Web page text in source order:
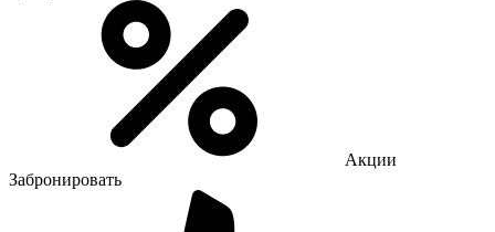
Акции
Забронировать